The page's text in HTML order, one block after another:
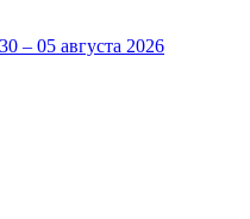
05 августа 2026